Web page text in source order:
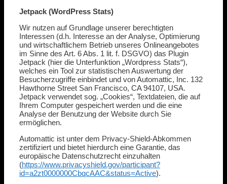
Jetpack (WordPress Stats)
Wir nutzen auf Grundlage unserer berechtigten
Interessen (d.h. Interesse an der Analyse, Optimierung
und wirtschaftlichem Betrieb unseres Onlineangebotes
im Sinne des Art. 6 Abs. 1 lit. f. DSGVO) das Plugin
Jetpack (hier die Unterfunktion „Wordpress Stats“),
welches ein Tool zur statistischen Auswertung der
Besucherzugriffe einbindet und von Automattic, Inc. 132
Hawthorne Street San Francisco, CA 94107, USA.
Jetpack verwendet sog. „Cookies“, Textdateien, die auf
Ihrem Computer gespeichert werden und die eine
Analyse der Benutzung der Website durch Sie
ermöglichen.
Automattic ist unter dem Privacy-Shield-Abkommen
zertifiziert und bietet hierdurch eine Garantie, das
europäische Datenschutzrecht einzuhalten
(https://www.privacyshield.gov/participant?
id=a2zt0000000CbqcAAC&status=Active).